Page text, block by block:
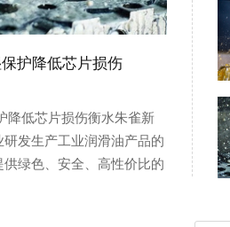
护降低芯片损伤
降低芯片损伤衡水朱雀新
发生产工业润滑油产品的
绿色、安全、高性价比的